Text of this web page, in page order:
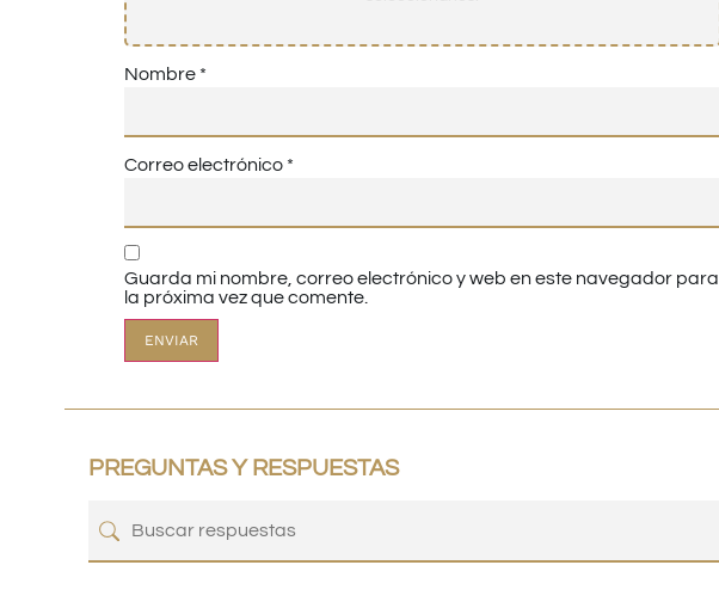
Nombre *
Correo electrónico *
Guarda mi nombre, correo electrónico y web en este navegador para
la próxima vez que comente.
PREGUNTAS Y RESPUESTAS